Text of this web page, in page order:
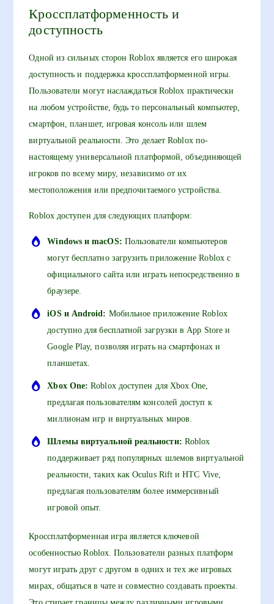
Кроссплатформенность и
доступность
Одной из сильных сторон Roblox является его широкая
доступность и поддержка кроссплатформенной игры.
Пользователи могут наслаждаться Roblox практически
на любом устройстве, будь то персональный компьютер,
смартфон, планшет, игровая консоль или шлем
виртуальной реальности. Это делает Roblox по-
настоящему универсальной платформой, объединяющей
игроков по всему миру, независимо от их
местоположения или предпочитаемого устройства.
Roblox доступен для следующих платформ:
Windows и macOS: Пользователи компьютеров
могут бесплатно загрузить приложение Roblox с
официального сайта или играть непосредственно в
браузере.
iOS и Android: Мобильное приложение Roblox
доступно для бесплатной загрузки в App Store и
Google Play, позволяя играть на смартфонах и
планшетах.
Xbox One: Roblox доступен для Xbox One,
предлагая пользователям консолей доступ к
миллионам игр и виртуальных миров.
Шлемы виртуальной реальности: Roblox
поддерживает ряд популярных шлемов виртуальной
реальности, таких как Oculus Rift и HTC Vive,
предлагая пользователям более иммерсивный
игровой опыт.
Кроссплатформенная игра является ключевой
особенностью Roblox. Пользователи разных платформ
могут играть друг с другом в одних и тех же игровых
мирах, общаться в чате и совместно создавать проекты.
Это стирает границы между различными игровыми